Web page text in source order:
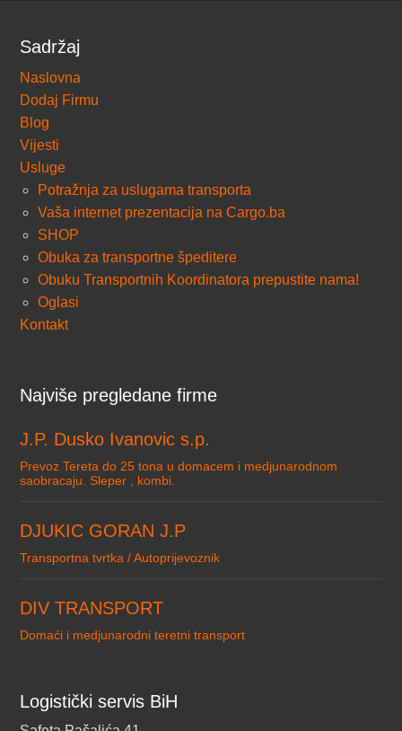
Sadržaj
Naslovna
Dodaj Firmu
Blog
Vijesti
Usluge
Potražnja za uslugama transporta
Vaša internet prezentacija na Cargo.ba
SHOP
Obuka za transportne špeditere
Obuku Transportnih Koordinatora prepustite nama!
Oglasi
Kontakt
Najviše pregledane firme
J.P. Dusko Ivanovic s.p.
Prevoz Tereta do 25 tona u domacem i medjunarodnom
saobracaju. Sleper , kombi.
DJUKIC GORAN J.P
Transportna tvrtka / Autoprijevoznik
DIV TRANSPORT
Domaći i medjunarodni teretni transport
Logistički servis BiH